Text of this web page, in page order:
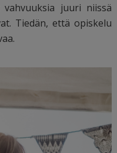
juuri niissä
Tiedän, että opiskelu